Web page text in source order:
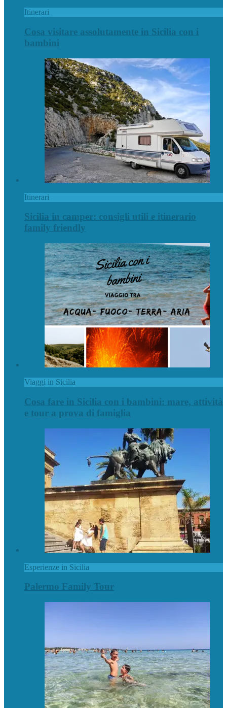
Itinerari
Cosa visitare assolutamente in Sicilia con i
bambini
Itinerari
Sicilia in camper: consigli utili e itinerario
family friendly
Viaggi in Sicilia
Cosa fare in Sicilia con i bambini: mare, attività
e tour a prova di famiglia
Esperienze in Sicilia
Palermo Family Tour